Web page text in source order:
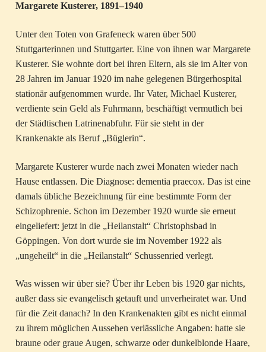
Margarete Kusterer, 1891–1940
Unter den Toten von Grafeneck waren über 500
Stuttgarterinnen und Stuttgarter. Eine von ihnen war Margarete
Kusterer. Sie wohnte dort bei ihren Eltern, als sie im Alter von
28 Jahren im Januar 1920 im nahe gelegenen Bürgerhospital
stationär aufgenommen wurde. Ihr Vater, Michael Kusterer,
verdiente sein Geld als Fuhrmann, beschäftigt vermutlich bei
der Städtischen Latrinenabfuhr. Für sie steht in der
Krankenakte als Beruf „Büglerin“.
Margarete Kusterer wurde nach zwei Monaten wieder nach
Hause entlassen. Die Diagnose: dementia praecox. Das ist eine
damals übliche Bezeichnung für eine bestimmte Form der
Schizophrenie. Schon im Dezember 1920 wurde sie erneut
eingeliefert: jetzt in die „Heilanstalt“ Christophsbad in
Göppingen. Von dort wurde sie im November 1922 als
„ungeheilt“ in die „Heilanstalt“ Schussenried verlegt.
Was wissen wir über sie? Über ihr Leben bis 1920 gar nichts,
außer dass sie evangelisch getauft und unverheiratet war. Und
für die Zeit danach? In den Krankenakten gibt es nicht einmal
zu ihrem möglichen Aussehen verlässliche Angaben: hatte sie
braune oder graue Augen, schwarze oder dunkelblonde Haare,